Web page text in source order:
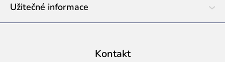
Užitečné informace
Kontakt